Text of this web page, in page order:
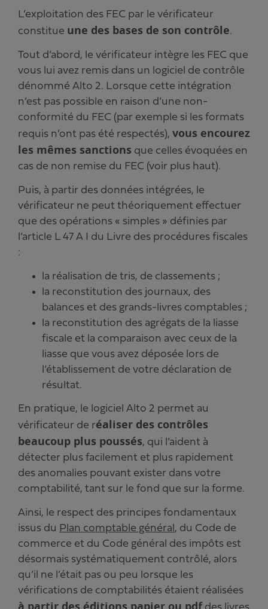
L’exploitation des FEC par le vérificateur
constitue une des bases de son contrôle.
Tout d’abord, le vérificateur intègre les FEC que
vous lui avez remis dans un logiciel de contrôle
dénommé Alto 2. Lorsque cette intégration
n’est pas possible en raison d’une non-
conformité du FEC (par exemple si les formats
requis n’ont pas été respectés), vous encourez
les mêmes sanctions que celles évoquées en
cas de non remise du FEC (voir plus haut).
Puis, à partir des données intégrées, le
vérificateur ne peut théoriquement effectuer
que des opérations « simples » définies par
l’article L 47 A I du Livre des procédures fiscales
:
la réalisation de tris, de classements ;
la reconstitution des journaux, des
balances et des grands-livres comptables ;
la reconstitution des agrégats de la liasse
fiscale et la comparaison avec ceux de la
liasse que vous avez déposée lors de
l’établissement de votre déclaration de
résultat.
En pratique, le logiciel Alto 2 permet au
vérificateur de réaliser des contrôles
beaucoup plus poussés, qui l’aident à
détecter plus facilement et plus rapidement
des anomalies pouvant exister dans votre
comptabilité, tant sur le fond que sur la forme.
Ainsi, le respect des principes fondamentaux
issus du Plan comptable général , du Code de
commerce et du Code général des impôts est
désormais systématiquement contrôlé, alors
qu’il ne l’était pas ou peu lorsque les
vérifications de comptabilités étaient réalisées